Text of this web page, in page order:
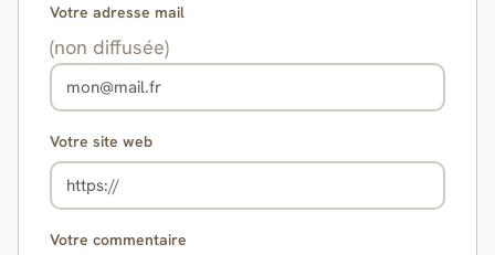
Votre adresse mail
(non diffusée)
Votre site web
Votre commentaire